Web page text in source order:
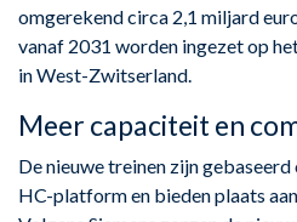
omgerekend circa 2,1 miljard
vanaf 2031 worden ingezet op
in West-Zwitserland.
Meer capaciteit en
De nieuwe treinen zijn
HC-platform en bieden plaats